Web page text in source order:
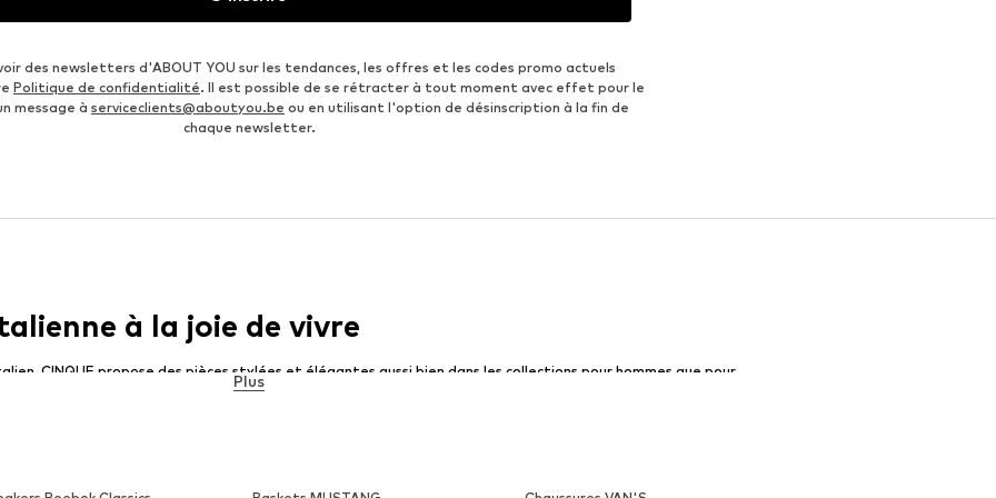
des newsletters d'ABOUT YOU sur les tendances, les offres et les codes promo actuels
Politique de confidentialité. Il est possible de se rétracter à tout moment avec effet pour le
message à serviceclients@aboutyou.be ou en utilisant l'option de désinscription à la fin de
chaque newsletter.
à la joie de vivre
CINQUE propose des pièces stylées et élégantes aussi bien dans les collections pour hommes que pour
habillent parfaitement les hommes pour le travail. Les vêtements colorés sont également présents, mais sans être
marque. Bien que les vêtements Cinque possèdent de nombreux détails élaborés, ils ne semblent jamais
Plus